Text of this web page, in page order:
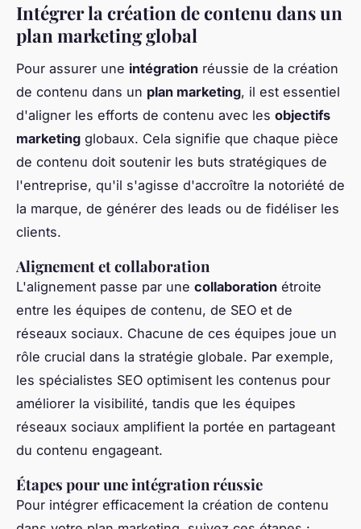
Intégrer la création de contenu dans un
plan marketing global
Pour assurer une intégration réussie de la création
de contenu dans un plan marketing, il est essentiel
d'aligner les efforts de contenu avec les objectifs
marketing globaux. Cela signifie que chaque pièce
de contenu doit soutenir les buts stratégiques de
l'entreprise, qu'il s'agisse d'accroître la notoriété de
la marque, de générer des leads ou de fidéliser les
clients.
Alignement et collaboration
L'alignement passe par une collaboration étroite
entre les équipes de contenu, de SEO et de
réseaux sociaux. Chacune de ces équipes joue un
rôle crucial dans la stratégie globale. Par exemple,
les spécialistes SEO optimisent les contenus pour
améliorer la visibilité, tandis que les équipes
réseaux sociaux amplifient la portée en partageant
du contenu engageant.
Étapes pour une intégration réussie
Pour intégrer efficacement la création de contenu